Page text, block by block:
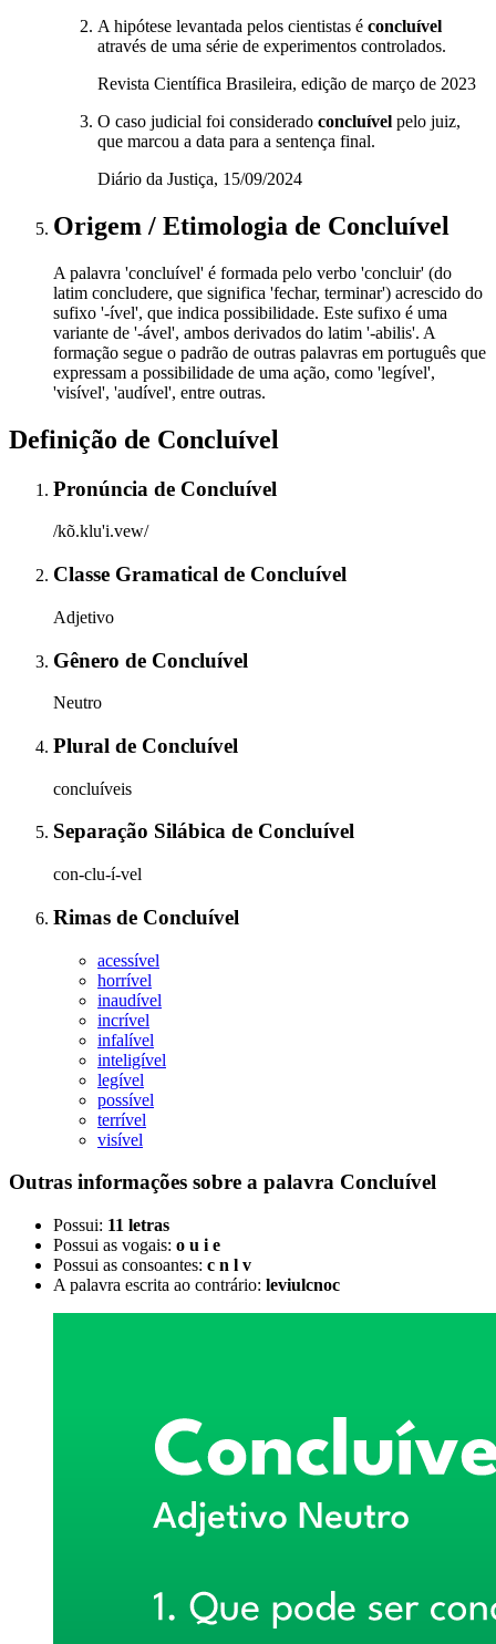
A hipótese levantada pelos cientistas é concluível
através de uma série de experimentos controlados.
Revista Científica Brasileira, edição de março de 2023
O caso judicial foi considerado concluível pelo juiz,
que marcou a data para a sentença final.
Diário da Justiça, 15/09/2024
Origem / Etimologia de Concluível
A palavra 'concluível' é formada pelo verbo 'concluir' (do
latim concludere, que significa 'fechar, terminar') acrescido do
sufixo '-ível', que indica possibilidade. Este sufixo é uma
variante de '-ável', ambos derivados do latim '-abilis'. A
formação segue o padrão de outras palavras em português que
expressam a possibilidade de uma ação, como 'legível',
'visível', 'audível', entre outras.
Definição de Concluível
Pronúncia de Concluível
/kõ.klu'i.vew/
Classe Gramatical de Concluível
Adjetivo
Gênero de Concluível
Neutro
Plural de Concluível
concluíveis
Separação Silábica de Concluível
con-clu-í-vel
Rimas de Concluível
acessível
horrível
inaudível
incrível
infalível
inteligível
legível
possível
terrível
visível
Outras informações sobre a palavra Concluível
Possui: 11 letras
Possui as vogais: o u i e
Possui as consoantes: c n l v
A palavra escrita ao contrário: leviulcnoc